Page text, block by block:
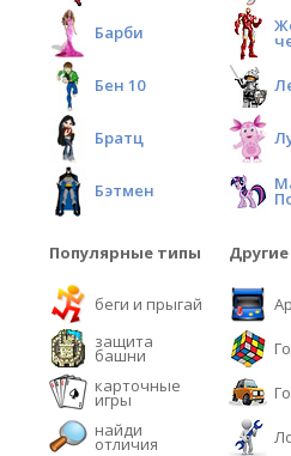
Барби
Бен 10
Братц
Бэтмен
Популярные типы
беги и прыгай
защита
башни
карточные
игры
найди
отличия